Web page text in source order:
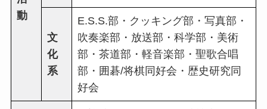
動
文
化
系
E.S.S.部・クッキング部・写真部・
吹奏楽部・放送部・科学部・美術
部・茶道部・軽音楽部・聖歌合唱
部・囲碁/将棋同好会・歴史研究同
好会